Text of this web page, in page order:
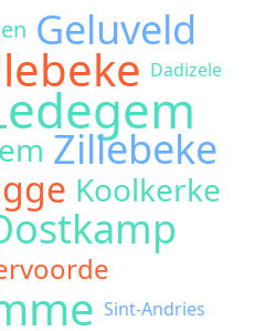
Geluveld
Dadizele
Zillebeke
Koolkerke
Sint-Andries